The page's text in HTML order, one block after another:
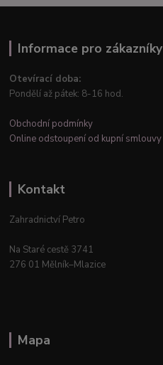
Informace pro zákazníky
Otevírací doba:
Pondělí až pátek: 8-16 hod.
Obchodní podmínky
Online odstoupení od kupní smlouvy
Kontakt
Zahradnictví Petro
Na Staré cestě 3741
276 01 Mělník–Mlazice
Mapa